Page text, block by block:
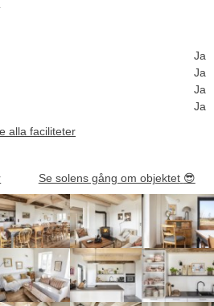
Ja
Ja
Ja
Ja
alla faciliteter
Se solens gång om objektet 😎